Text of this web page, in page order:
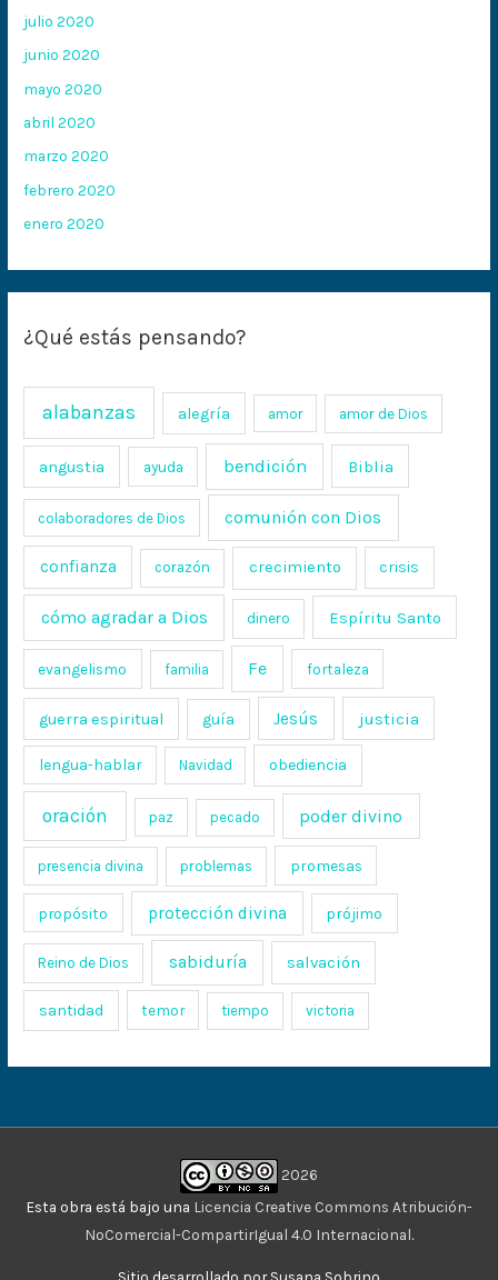
julio 2020
junio 2020
mayo 2020
abril 2020
marzo 2020
febrero 2020
enero 2020
¿Qué estás pensando?
alabanzas alegría amor amor de Dios
angustia ayuda bendición Biblia
colaboradores de Dios comunión con Dios
confianza corazón crecimiento crisis
cómo agradar a Dios dinero Espíritu Santo
evangelismo familia Fe fortaleza
guerra espiritual guía Jesús justicia
lengua-hablar Navidad obediencia
oración paz pecado poder divino
presencia divina problemas promesas
propósito protección divina prójimo
Reino de Dios sabiduría salvación
santidad temor tiempo victoria
2026
Esta obra está bajo una Licencia Creative Commons Atribución-
NoComercial-CompartirIgual 4.0 Internacional.